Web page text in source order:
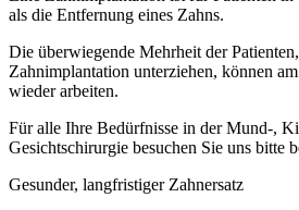
als die Entfernung eines Zahns.
Die überwiegende Mehrheit der
Zahnimplantation unterziehen, können
wieder arbeiten.
Für alle Ihre Bedürfnisse in der Mund-,
Gesichtschirurgie besuchen Sie uns bitte
Gesunder, langfristiger Zahnersatz